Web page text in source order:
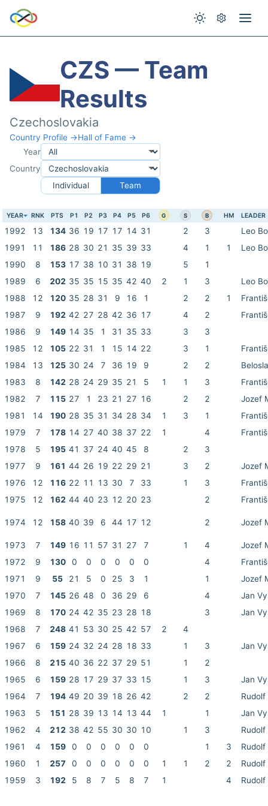
CZS — Team
Results
Czechoslovakia
Country Profile →Hall of Fame →
Year
Country
Individual
Team
YEAR RNK PTS P1 P2 P3 P4 P5 P6 G S B HM LEADER
1992 13 134 36 19 17 17 14 31 2 3
Leo
1991
11 186 28 30 21 35 39 33 4 1 1
Leo
1990
8 153 17 38 10 31 38 19 5
1
1989
6 202 35 35 15 35 42 40 2 1 3
Leo
1988
12 120 35 28 31 9 16 1 2 2 1
1987
9 192 42 27 28 42 36 17 4 2
1986
9 149 14 35 1 31 35 33 3
3
1985
12 105 22 31 1 15 14 22 3 1
1984
13 125 30 24 7 36 19 9 2 2
1983
8 142 28 24 29 35 21 5 1 1 3
1982
7 115 27 1 23 21 27 16 2 2
Jozef
1981
14 190 28 35 31 34 28 34 1 3 1
1979
7 178 14 27 40 38 37 22 1 4
1978
5 195 41 37 24 40 45 8 2
3
1977
9 161 44 26 19 22 29 21 3 2
Jozef
1976
12 116 22 11 13 30 7 33 1 3
1975
12 162 44 40 23 12 20 23 2
1974 12 158 40 39 6 44 17 12 2 Jozef
1973 7 149 16 11 57 31 27 7 1 4
Jozef
1972
9 130 0 0 0 0 0 0 4
1971
9 55 21 5 0 25 3 1 1
Jozef
1970
7 145 26 48 0 36 29 6 4
Jan
1969
8 170 24 42 35 23 28 18 3
Jan
1968
7 248 41 53 30 25 42 57 2
4
1967
6 159 24 32 24 28 18 33 1 3
Jan
1966
8 215 40 36 22 37 29 51 1
2
1965
6 159 28 17 29 37 33 15 1 3
Jan
1964
7 194 49 20 39 18 26 42 2 2
Rudolf
1963
5 151 28 39 13 14 13 44 1 1
Jan
1962
4 212 38 42 55 30 30 10 1 3
Rudolf
1961
4 159 0 0 0 0 0 0 1 3
Rudolf
1960
1 257 0 0 0 0 0 0 1 1 2 2
Rudolf
1959
3 192 5 8 7 5 8 7 1 4 Rudolf